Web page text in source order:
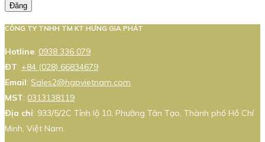
Đăng
CÔNG TY TNHH TM KT HƯNG GIA PHÁT
Hotline: 0938 336 079
ĐT: +84 (028) 66834679
Email: Sales2@hgpvietnam.com
MST: 0313138119
Địa chỉ: 933/5/2C Tỉnh lộ 10, Phường Tân Tạo, Thành phố Hồ Chí
Minh, Việt Nam.